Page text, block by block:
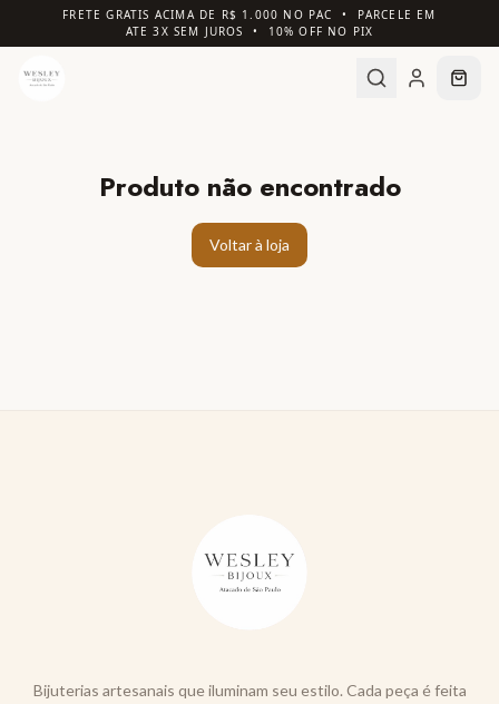
FRETE GRATIS ACIMA DE R$ 1.000 NO PAC • PARCELE EM
ATE 3X SEM JUROS • 10% OFF NO PIX
Produto não encontrado
Voltar à loja
Bijuterias artesanais que iluminam seu estilo. Cada peça é feita